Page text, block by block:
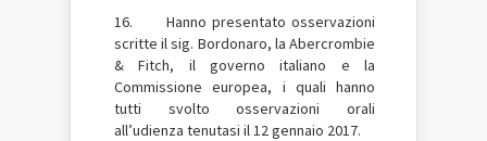
16. Hanno presentato osservazioni
scritte il sig. Bordonaro, la Abercrombie
& Fitch, il governo italiano e la
Commissione europea, i quali hanno
tutti svolto osservazioni orali
all’udienza tenutasi il 12 gennaio 2017.